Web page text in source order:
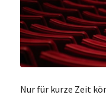
Nur für kurze Zeit